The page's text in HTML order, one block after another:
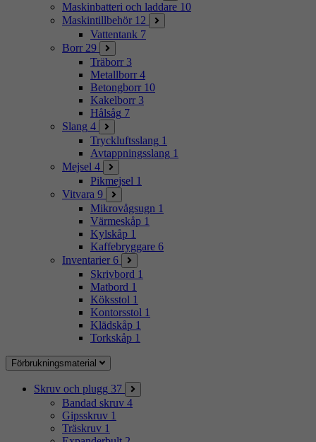
Maskinbatteri och laddare 10
Maskintillbehör 12
Vattentank 7
Borr 29
Träborr 3
Metallborr 4
Betongborr 10
Kakelborr 3
Hålsåg 7
Slang 4
Tryckluftsslang 1
Avtappningsslang 1
Mejsel 4
Pikmejsel 1
Vitvara 9
Mikrovågsugn 1
Värmeskåp 1
Kylskåp 1
Kaffebryggare 6
Inventarier 6
Skrivbord 1
Matbord 1
Köksstol 1
Kontorsstol 1
Klädskåp 1
Torkskåp 1
Förbrukningsmaterial
Skruv och plugg 37
Bandad skruv 4
Gipsskruv 1
Träskruv 1